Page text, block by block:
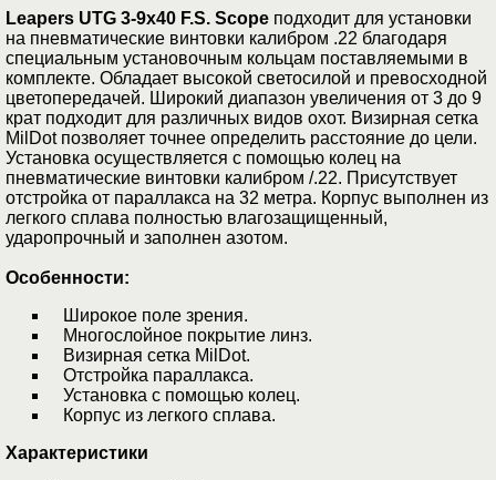
Leapers UTG 3-9х40 F.S. Scope подходит для установки
на пневматические винтовки калибром .22 благодаря
специальным установочным кольцам поставляемыми в
комплекте. Обладает высокой светосилой и превосходной
цветопередачей. Широкий диапазон увеличения от 3 до 9
крат подходит для различных видов охот. Визирная сетка
MilDot позволяет точнее определить расстояние до цели.
Установка осуществляется с помощью колец на
пневматические винтовки калибром /.22. Присутствует
отстройка от параллакса на 32 метра. Корпус выполнен из
легкого сплава полностью влагозащищенный,
ударопрочный и заполнен азотом.
Особенности:
Широкое поле зрения.
Многослойное покрытие линз.
Визирная сетка MilDot.
Отстройка параллакса.
Установка с помощью колец.
Корпус из легкого сплава.
Характеристики